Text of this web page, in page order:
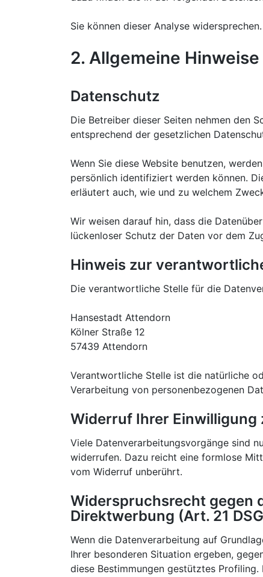
Sie können dieser Analyse
2. Allgemeine
Datenschutz
Die Betreiber dieser Seiten nehmen den
entsprechend der gesetzlichen
Wenn Sie diese Website benutzen,
persönlich identifiziert werden können.
erläutert auch, wie und zu welchem
Wir weisen darauf hin, dass die
lückenloser Schutz der Daten vor dem
Hinweis zur
Die verantwortliche Stelle für die
Hansestadt Attendorn
Kölner Straße 12
57439 Attendorn
Verantwortliche Stelle ist die natürliche
Verarbeitung von personenbezogenen
Widerruf Ihrer
Viele Datenverarbeitungsvorgänge sind
widerrufen. Dazu reicht eine formlose
vom Widerruf unberührt.
Widerspruchsrecht gegen
Direktwerbung (Art. 21
Wenn die Datenverarbeitung auf
Ihrer besonderen Situation ergeben,
diese Bestimmungen gestütztes